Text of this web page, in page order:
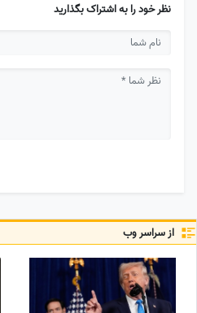
نظر خود را به اشتراک بگذارید
از سراسر وب